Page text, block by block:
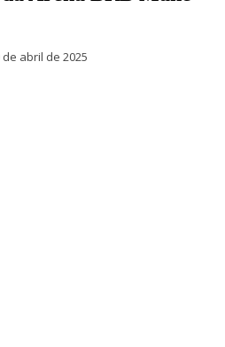
de abril de 2025